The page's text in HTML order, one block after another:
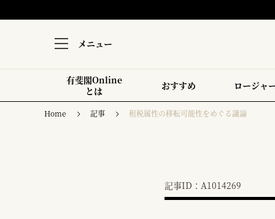
メニュー
有斐閣Online
とは
おすすめ ロージャ
Home 記事 租税属性の移転可能性をめぐる議論
記事ID：A1014269